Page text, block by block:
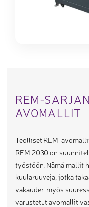
REM-
AVOMALLIT
Teolliset REM-avomallit
REM 2030 on
työstöön. Nämä mallit
kuularuuveja, jotka
vakauden myös
varustetut avomallit